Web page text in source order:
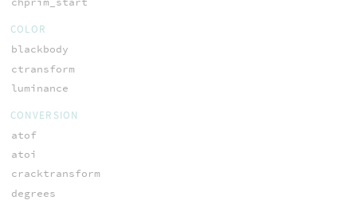
COLOR
blackbody
ctransform
luminance
CONVERSION
atof
atoi
cracktransform
degrees